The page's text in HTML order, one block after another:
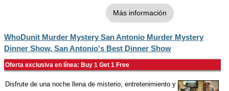
Más información
WhoDunit Murder Mystery San Antonio Murder Mystery
Dinner Show, San Antonio's Best Dinner Show
Oferta exclusiva en línea: Buy 1 Get 1 Free
Disfrute de una noche llena de misterio, entretenimiento y